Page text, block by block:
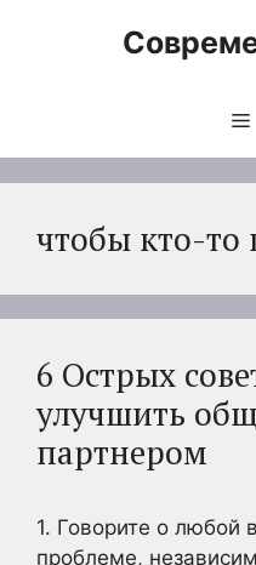
чтобы кто-то
6 Острых
улучшить
партнером
1. Говорите о любой
проблеме,